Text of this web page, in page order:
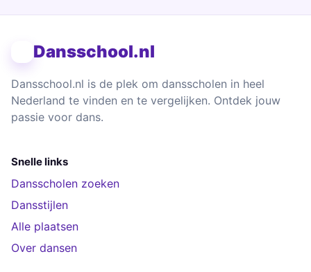
Dansschool.nl
Dansschool.nl is de plek om dansscholen in heel
Nederland te vinden en te vergelijken. Ontdek jouw
passie voor dans.
Snelle links
Dansscholen zoeken
Dansstijlen
Alle plaatsen
Over dansen